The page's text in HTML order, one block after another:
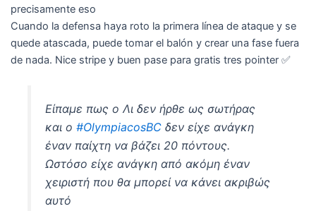
precisamente eso
Cuando la defensa haya roto la primera línea de ataque y se
quede atascada, puede tomar el balón y crear una fase fuera
de nada. Nice stripe y buen pase para gratis tres pointer ✅
Είπαμε πως ο Λι δεν ήρθε ως σωτήρας
και ο #OlympiacosΒCδεν είχε ανάγκη
έναν παίχτη να βάζει 20 πόντους.
Ωστόσο είχε ανάγκη από ακόμη έναν
χειριστή που θα μπορεί να κάνει ακριβώς
αυτό